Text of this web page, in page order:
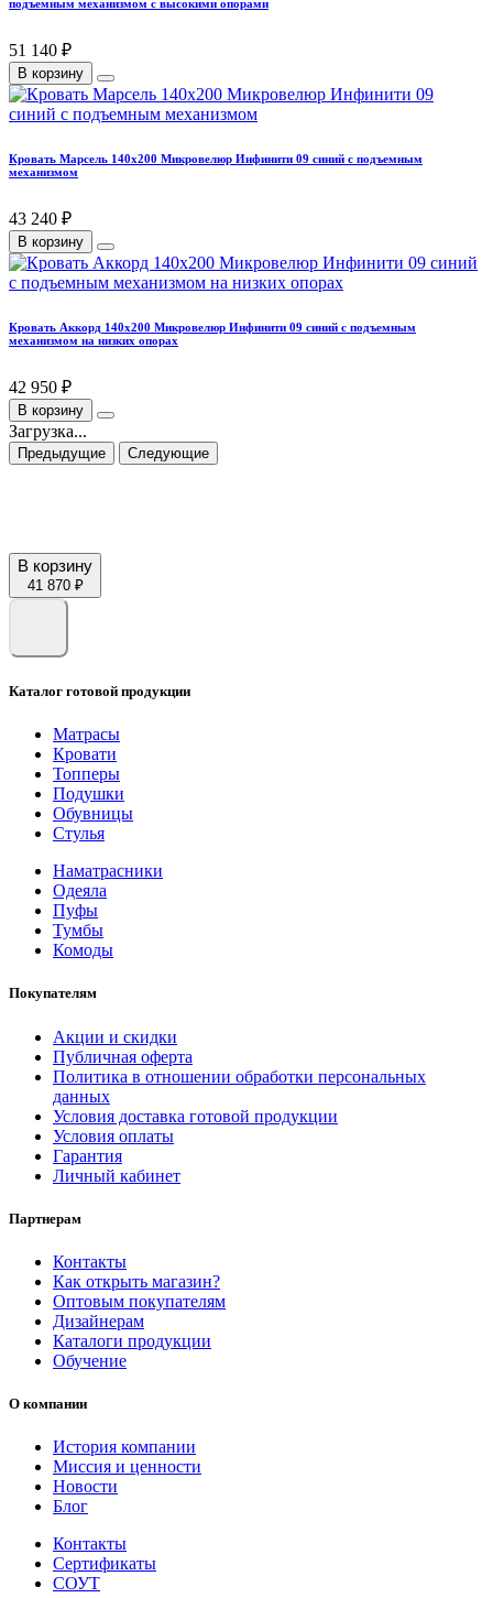
подъемным механизмом с высокими опорами
51 140 ₽
В корзину
Кровать Марсель 140х200 Микровелюр Инфинити 09 синий с подъемным
механизмом
43 240 ₽
В корзину
Кровать Аккорд 140х200 Микровелюр Инфинити 09 синий с подъемным
механизмом на низких опорах
42 950 ₽
В корзину
Загрузка...
Предыдущие Следующие
В корзину
41 870 ₽
Каталог готовой продукции
Матрасы
Кровати
Топперы
Подушки
Обувницы
Стулья
Наматрасники
Одеяла
Пуфы
Тумбы
Комоды
Покупателям
Акции и скидки
Публичная оферта
Политика в отношении обработки персональных
данных
Условия доставка готовой продукции
Условия оплаты
Гарантия
Личный кабинет
Партнерам
Контакты
Как открыть магазин?
Оптовым покупателям
Дизайнерам
Каталоги продукции
Обучение
О компании
История компании
Миссия и ценности
Новости
Блог
Контакты
Сертификаты
СОУТ